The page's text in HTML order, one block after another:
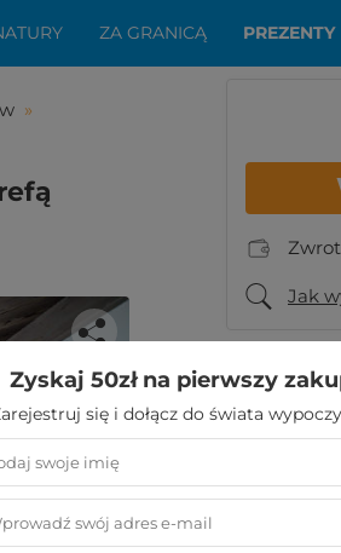
ZA GRANICĄ PREZENTY
»
Jak
Masz
Zyskaj 50zł na pierwszy
się i dołącz do świata